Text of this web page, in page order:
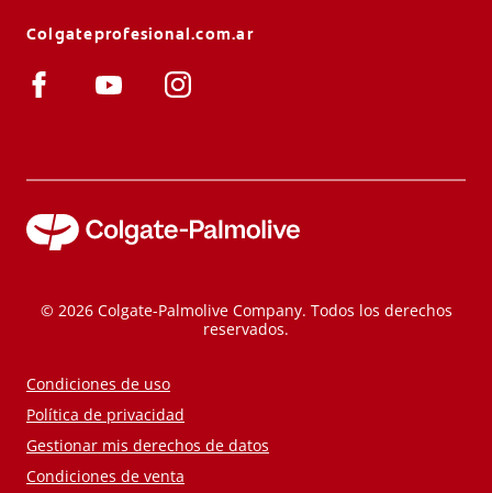
Colgateprofesional.com.ar
© 2026 Colgate-Palmolive Company. Todos los derechos
reservados.
Condiciones de uso
Política de privacidad
Gestionar mis derechos de datos
Condiciones de venta